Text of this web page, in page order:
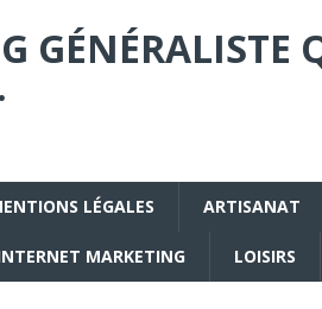
GÉNÉRALISTE
LÉGALES ARTISANAT
MARKETING LOISIRS